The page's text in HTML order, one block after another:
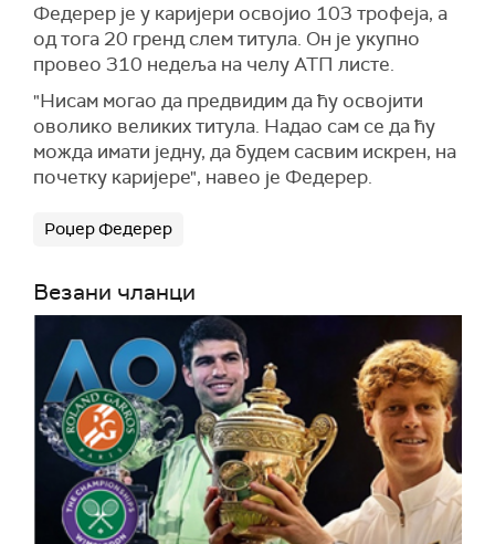
Федерер је у каријери освојио 103 трофеја, а
од тога 20 гренд слем титула. Он је укупно
провео 310 недеља на челу АТП листе.
"Нисам могао да предвидим да ћу освојити
оволико великих титула. Надао сам се да ћу
можда имати једну, да будем сасвим искрен, на
почетку каријере", навео је Федерер.
Роџер Федерер
Везани чланци